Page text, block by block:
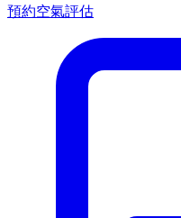
預約空氣評估